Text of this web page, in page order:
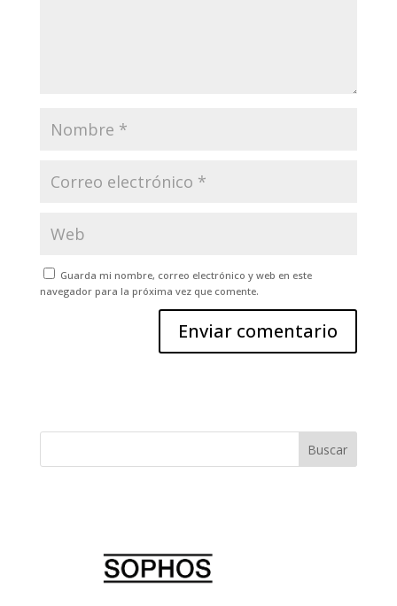
Guarda mi nombre, correo electrónico y web en este
navegador para la próxima vez que comente.